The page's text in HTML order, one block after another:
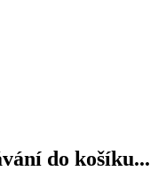
do košíku...